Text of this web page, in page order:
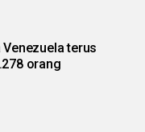
terus
orang